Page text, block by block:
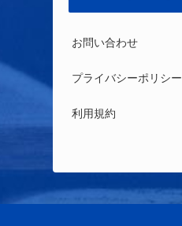
お問い合わせ
プライバシーポリシー
利用規約